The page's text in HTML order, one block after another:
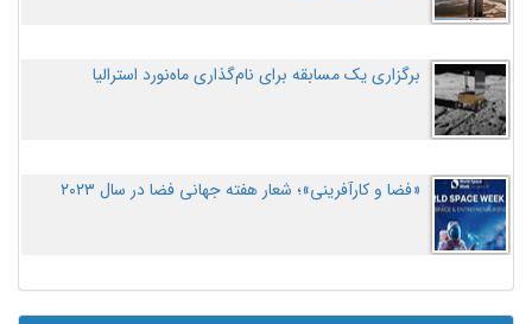
برگزاری یک مسابقه برای نام‌گذاری ماه‌نورد استرالیا
«فضا و کارآفرینی»؛ شعار هفته جهانی فضا در سال ۲۰۲۳